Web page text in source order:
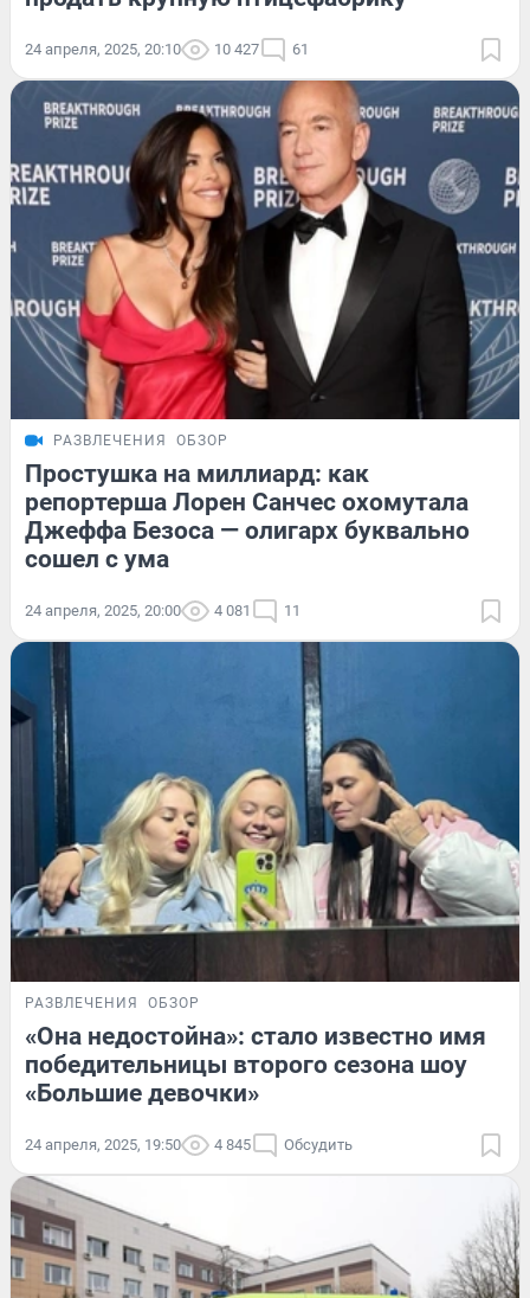
24 апреля, 2025, 20:10 10 427 61
РАЗВЛЕЧЕНИЯ ОБЗОР
Простушка на миллиард: как
репортерша Лорен Санчес охомутала
Джеффа Безоса — олигарх буквально
сошел с ума
24 апреля, 2025, 20:00 4 081 11
РАЗВЛЕЧЕНИЯ ОБЗОР
«Она недостойна»: стало известно имя
победительницы второго сезона шоу
«Большие девочки»
24 апреля, 2025, 19:50 4 845 Обсудить